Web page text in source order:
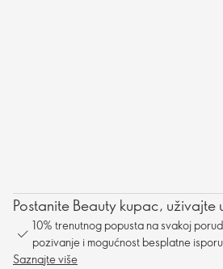
Postanite Beauty kupac,
10% trenutnog popusta na svakoj
pozivanje i mogućnost besplatne
Saznajte više